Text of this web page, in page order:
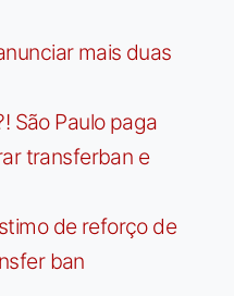
mais duas
São Paulo paga
transferban e
de reforço de
ban